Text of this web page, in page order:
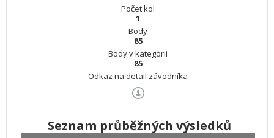
Počet kol
1
Body
85
Body v kategorii
85
Odkaz na detail závodníka
Seznam průběžných výsledků